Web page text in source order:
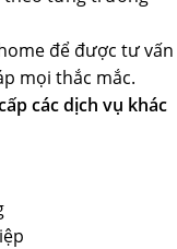
để được tư vấn
mọi thắc mắc.
các dịch vụ khác